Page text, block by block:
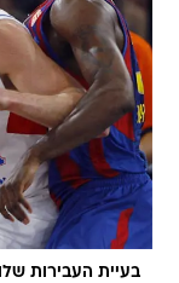
בעיית העבירות